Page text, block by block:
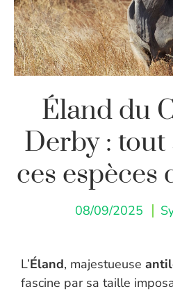
Éland du
Derby : tout
ces espèces
08/09/2025
L’Éland, majestueuse
fascine par sa taille